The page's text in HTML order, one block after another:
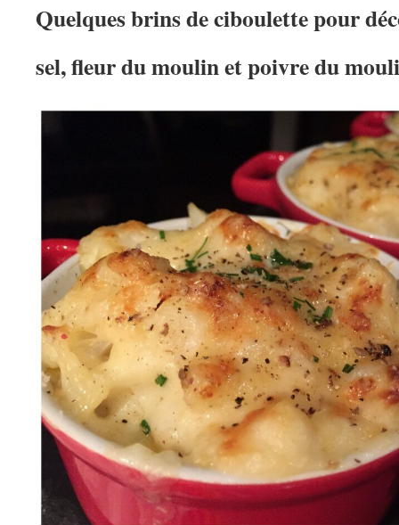
Quelques brins de ciboulette pour
sel, fleur du moulin et poivre du